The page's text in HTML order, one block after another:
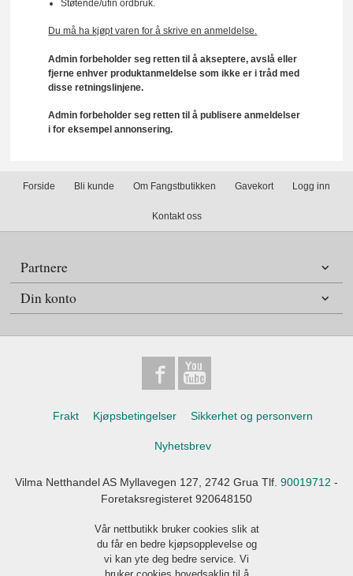
Støtende/ufin ordbruk.
Du må ha kjøpt varen for å skrive en anmeldelse.
Admin forbeholder seg retten til å akseptere, avslå eller
fjerne enhver produktanmeldelse som ikke er i tråd med
disse retningslinjene.
Admin forbeholder seg retten til å publisere anmeldelser
i for eksempel annonsering.
Forside Bli kunde Om Fangstbutikken Gavekort Logg inn
Kontakt oss
Partnere
Din konto
Frakt Kjøpsbetingelser Sikkerhet og personvern
Nyhetsbrev
Vilma Netthandel AS Myllavegen 127, 2742 Grua Tlf. 90019712 -
Foretaksregisteret 920648150
Vår nettbutikk bruker cookies slik at
du får en bedre kjøpsopplevelse og
vi kan yte deg bedre service. Vi